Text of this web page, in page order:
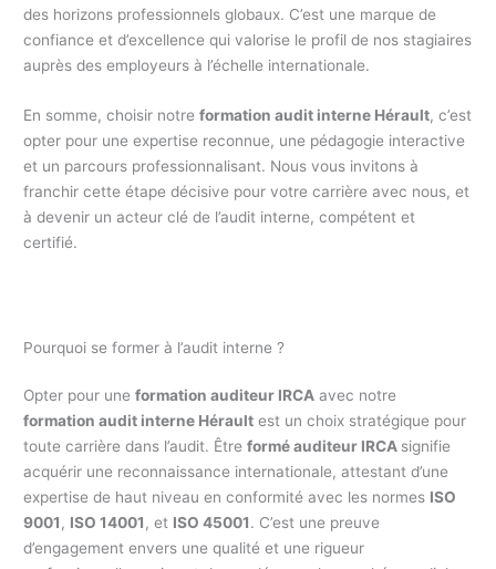
des horizons professionnels globaux. C’est une marque de
confiance et d’excellence qui valorise le profil de nos stagiaires
auprès des employeurs à l’échelle internationale.
En somme, choisir notreformation audit interne Hérault, c’est
opter pour une expertise reconnue, une pédagogie interactive
et un parcours professionnalisant. Nous vous invitons à
franchir cette étape décisive pour votre carrière avec nous, et
à devenir un acteur clé de l’audit interne, compétent et
certifié.
Pourquoi se former à l’audit interne ?
Opter pour uneformation auditeur IRCA avec notre
formation audit interne Hérault est un choix stratégique pour
toute carrière dans l’audit. Êtreformé auditeur IRCA signifie
acquérir une reconnaissance internationale, attestant d’une
expertise de haut niveau en conformité avec les normes ISO
9001 , ISO 14001 , et ISO 45001. C’est une preuve
d’engagement envers une qualité et une rigueur